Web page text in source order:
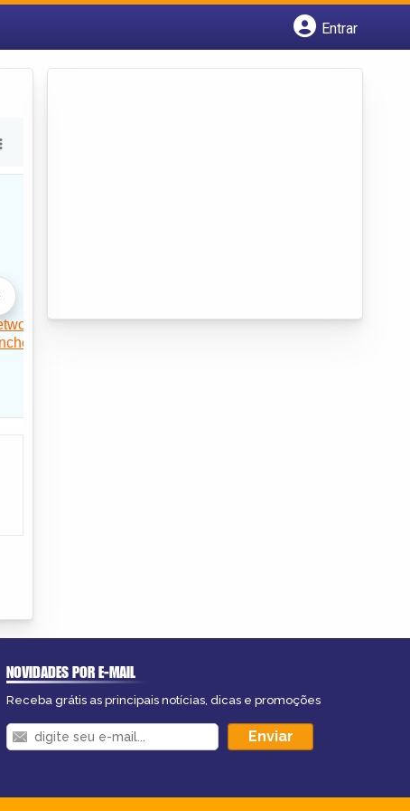
Entrar
NOVIDADES POR E-MAIL
Receba grátis as principais notícias, dicas e promoções